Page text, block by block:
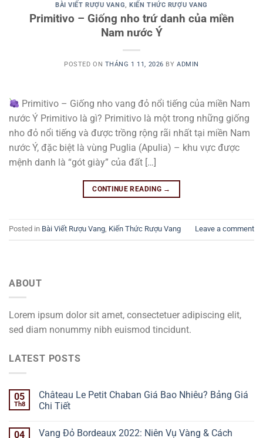
BÀI VIẾT RƯỢU VANG,KIẾN THỨC RƯỢU VANG
Primitivo – Giống nho trứ danh của miền
Nam nước Ý
POSTED ON THÁNG 1 11, 2026 BY ADMIN
Primitivo – Giống nho vang đỏ nổi tiếng của miền Nam
nước Ý Primitivo là gì? Primitivo là một trong những giống
nho đỏ nổi tiếng và được trồng rộng rãi nhất tại miền Nam
nước Ý, đặc biệt là vùng Puglia (Apulia) – khu vực được
mệnh danh là “gót giày” của đất […]
CONTINUE READING →
Posted in Bài Viết Rượu Vang Kiến Thức Rượu Vang Leave a comment
ABOUT
Lorem ipsum dolor sit amet, consectetuer adipiscing elit,
sed diam nonummy nibh euismod tincidunt.
LATEST POSTS
05
Th8
Château Le Petit Chaban Giá Bao Nhiêu? Bảng Giá
Chi Tiết
04 Vang Đỏ Bordeaux 2022: Niên Vụ Vàng & Cách